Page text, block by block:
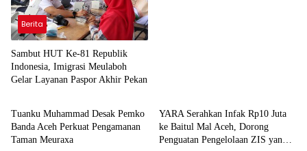
Berita
Sambut HUT Ke-81 Republik
Indonesia, Imigrasi Meulaboh
Gelar Layanan Paspor Akhir Pekan
Headline
Tuanku Muhammad Desak Pemko
Banda Aceh Perkuat Pengamanan
Taman Meuraxa
YARA Serahkan Infak Rp10 Juta
ke Baitul Mal Aceh, Dorong
Penguatan Pengelolaan ZIS yang
Berita Berita